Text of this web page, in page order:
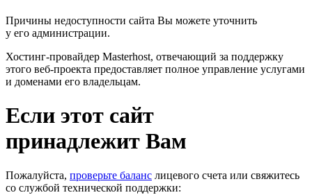
Причины недоступности сайта Вы можете уточнить
у его администрации.
Хостинг-провайдер Masterhost, отвечающий за поддержку
этого веб-проекта предоставляет полное управление услугами
и доменами его владельцам.
Если этот сайт
принадлежит Вам
Пожалуйста, проверьте баланс лицевого счета или свяжитесь
со службой технической поддержки: